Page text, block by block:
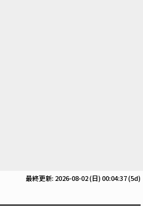
最終更新: 2026-08-02 (日) 00:04:37(5d)